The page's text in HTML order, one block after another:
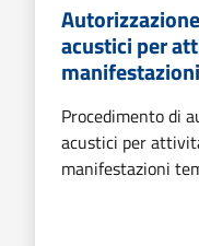
acustici per
Procedimento di
acustici per
manifestazioni